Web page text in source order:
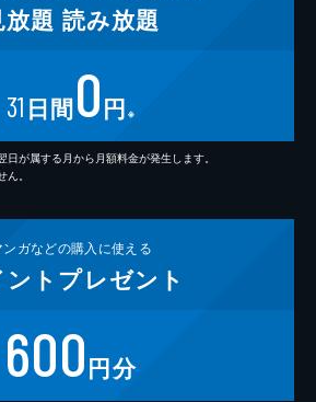
放題 読み放題
31 日間0円 ※
が属する月から月額料金が発生します。
。
ンガなどの購入に使える
ト プレゼント
600円分